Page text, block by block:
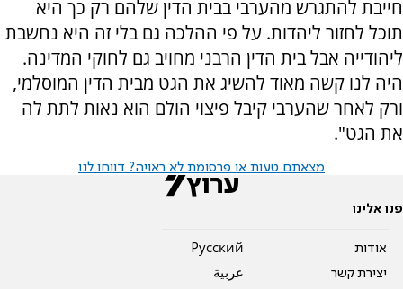
חייבת להתגרש מהערבי בבית הדין שלהם רק כך היא
תוכל לחזור ליהדות. על פי ההלכה גם בלי זה היא נחשבת
ליהודייה אבל בית הדין הרבני מחויב גם לחוקי המדינה.
היה לנו קשה מאוד להשיג את הגט מבית הדין המוסלמי,
ורק לאחר שהערבי קיבל פיצוי הולם הוא נאות לתת לה
את הגט".
מצאתם טעות או פרסומת לא ראויה? דווחו לנו
פנו אלינו
אודות
יצירת קשר
Pусский
عربية